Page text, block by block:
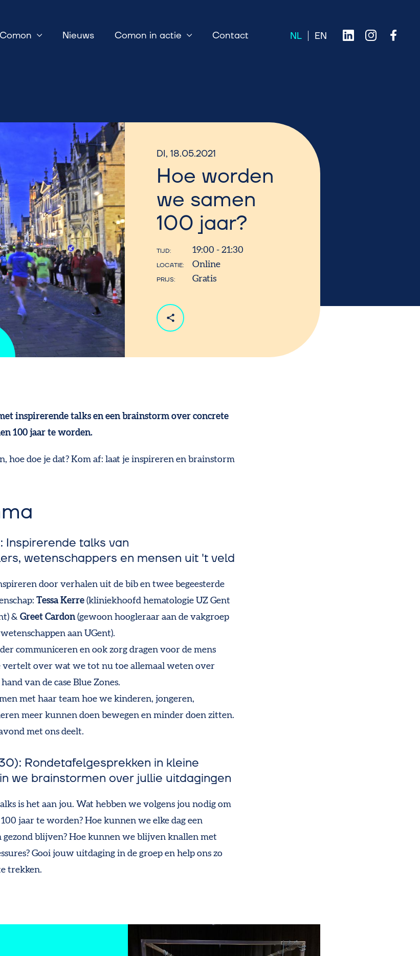
Nieuws Comon in actie Contact
DI, 18.05.2021
Hoe worden
we samen
100 jaar?
TIJD 19:00 - 21:30
LOCATIE Online
PRIJS Gratis
inspirerende talks en een brainstorm over concrete
100 jaar te worden.
hoe doe je dat? Kom af: laat je inspireren en brainstorm
Inspirerende talks van
wetenschappers en mensen uit 't veld
door verhalen uit de bib en twee begeesterde
Tessa Kerre (kliniekhoofd hematologie UZ Gent
&Greet Cardon(gewoon hoogleraar aan de vakgroep
aan UGent).
communiceren en ook zorg dragen voor de mens
vertelt over wat we tot nu toe allemaal weten over
van de case Blue Zones.
met haar team hoe we kinderen, jongeren,
meer kunnen doen bewegen en minder doen zitten.
met ons deelt.
Rondetafelgesprekken in kleine
we brainstormen over jullie uitdagingen
is het aan jou. Wat hebben we volgens jou nodig om
jaar te worden? Hoe kunnen we elke dag een
gezond blijven? Hoe kunnen we blijven knallen met
Gooi jouw uitdaging in de groep en help ons zo
trekken.